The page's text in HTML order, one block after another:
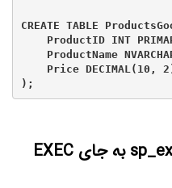
CREATE TABLE
ProductID INT
ProductName
Price DECIMAL(10,
نکته ۷: استفاده از sp_executesql به جای EXEC